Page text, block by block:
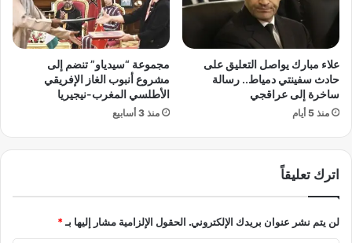
ج
جً
ع
ى
م
ش
ر
ك
ة
خ
م
ن
س
ي
ا
ط
ي
علاء مبارك يواصل التعليق على
حادث سفينتي دمياط.. رسالة
ساخرة إلى عراقجي
منذ 5 أيام
مجموعة “سيدياو” تنضم إلى
مشروع أنبوب الغاز الإفريقي
الأطلسي المغرب-نيجيريا
منذ 3 أسابيع
اترك تعليقاً
لن يتم نشر عنوان بريدك الإلكتروني. الحقول الإلزامية مشار إليها بـ*